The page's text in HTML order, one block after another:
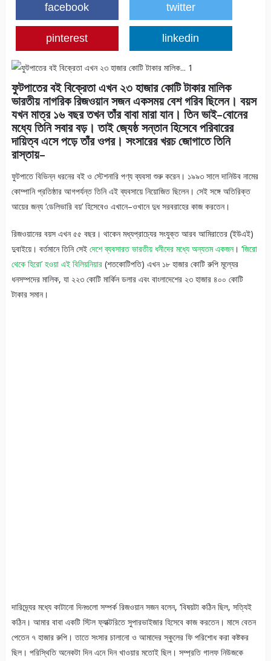
facebook twitter
pinterest linkedin
ফুটপাতের বই বিক্রেতা এখন ২৩ হাজার কোটি টাকার মালিক
ভারতীয় নাগরিক রিজওয়ান সজন একসময় বেশ গরিব ছিলেন। বয়স
যখন মাত্র ১৬ বছর তখন তাঁর বাবা মারা যান। তিন ভাই–বোনের
মধ্যে তিনি সবার বড়। তাই জ্যেষ্ঠ সন্তান হিসেবে পরিবারের
দায়িত্ব এসে পড়ে তাঁর ওপর। সংসারের খরচ জোগাতে তিনি
রাস্তায়–
ফুটপাতে বিভিন্ন ধরনের বই ও স্টেশনারি পণ্য ব্যবসা শুরু করেন। ১৯৯৩ সালে দানিউব নামের
কোম্পানি প্রতিষ্ঠার আগপর্যন্ত তিনি এই ব্যবসায়ে নিয়োজিত ছিলেন। সেই সঙ্গে অতিরিক্ত
আয়ের জন্য ‘ডেলিভারি বয়’ হিসেবেও এখানে–ওখানে দুধ সরবরাহের কাজ করতেন।
রিজওয়ানের বয়স এখন ৫৫ বছর। থাকেন মধ্যপ্রাচ্যের সংযুক্ত আরব আমিরাতের (ইউএই)
দুবাইয়ে। বর্তমানে তিনি সেই দেশে ব্যবসারত ভারতীয় ধনীদের মধ্যে অন্যতম একজন। ‘জিরো
থেকে হিরো’ হওয়া এই বিলিয়নিয়ার (শতকোটিপতি) এখন ১৮ হাজার কোটি রুপি মূল্যের
ধনসম্পদের মালিক, যা ২২৩ কোটি মার্কিন ডলার এবং বাংলাদেশের ২৩ হাজার ৪০০ কোটি
টাকার সমান।
দারিদ্র্যের মধ্যে কাটানো দিনগুলো সম্পর্ক রিজওয়ান সজন বলেন, ‘বিষয়টা কঠিন ছিল, সত্যিই
কঠিন। আমার বাবা একটি স্টিল ফ্যাক্টরিতে সুপারভাইজার হিসেবে কাজ করতেন। মাসে বেতন
পেতেন ৭ হাজার রুপি। তাতে সংসার চালানো ও আমাদের স্কুলের ফি পরিশোধ করা কষ্টকর
ছিল। পরিস্থিতি অনেকটা দিন এনে দিন খাওয়ার মতোই ছিল। সম্প্রতি গালফ নিউজকে